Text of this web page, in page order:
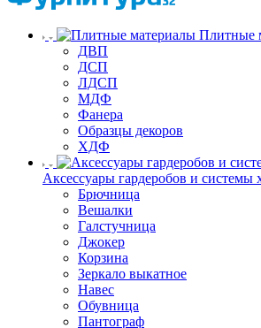
Плитные
ДВП
ДСП
ЛДСП
МДФ
Фанера
Образцы декоров
ХДФ
Аксессуары гардеробов и системы
Брючница
Вешалки
Галстучница
Джокер
Корзина
Зеркало выкатное
Навес
Обувница
Пантограф